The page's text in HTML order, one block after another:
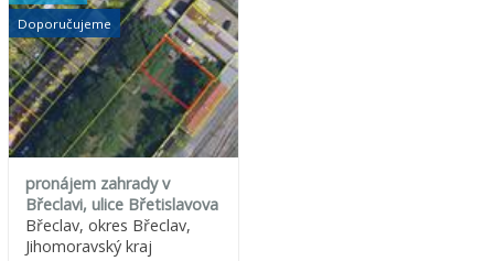
Doporučujeme
pronájem zahrady v
Břeclavi, ulice Břetislavova
Břeclav, okres Břeclav,
Jihomoravský kraj